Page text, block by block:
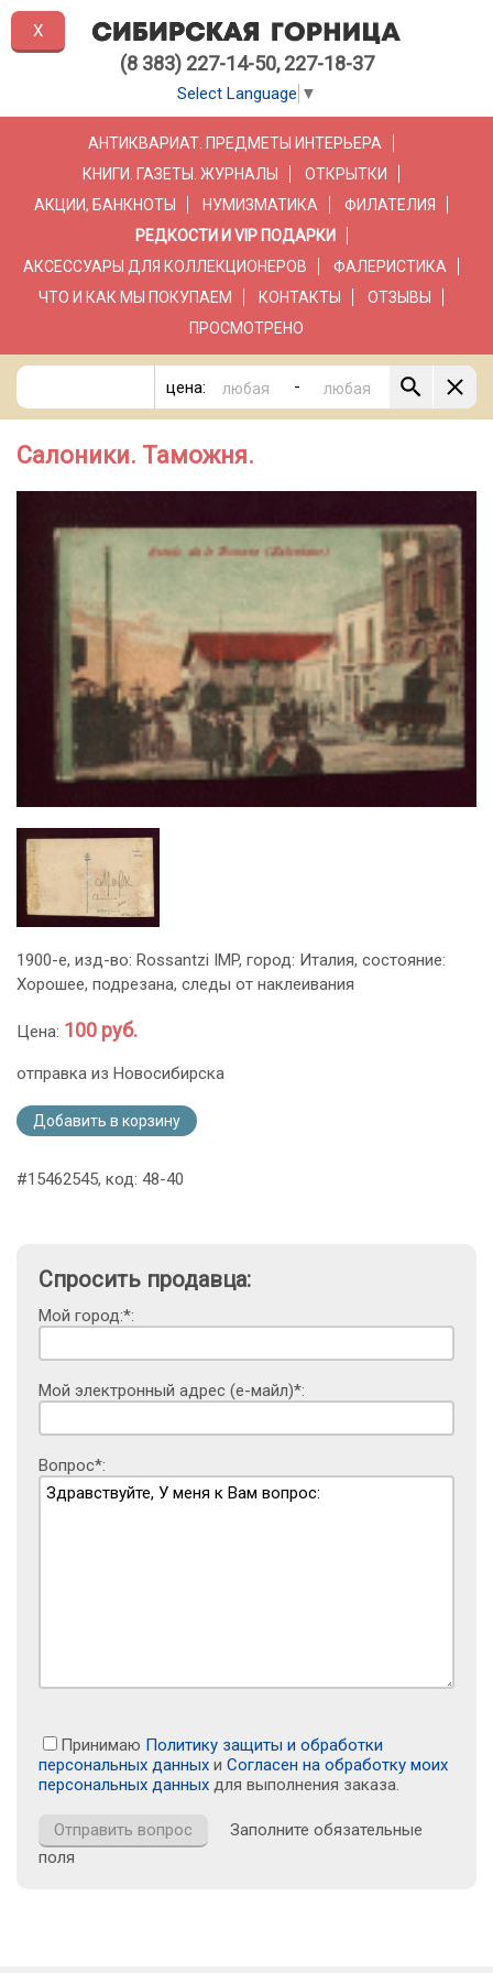
(8 383) 227-14-50, 227-18-37
Select Language ▼
АНТИКВАРИАТ. ПРЕДМЕТЫ ИНТЕРЬЕРА
КНИГИ. ГАЗЕТЫ. ЖУРНАЛЫ
ОТКРЫТКИ
АКЦИИ, БАНКНОТЫ
НУМИЗМАТИКА
ФИЛАТЕЛИЯ
РЕДКОСТИ И VIP ПОДАРКИ
АКСЕССУАРЫ ДЛЯ КОЛЛЕКЦИОНЕРОВ
ФАЛЕРИСТИКА
ЧТО И КАК МЫ ПОКУПАЕМ
КОНТАКТЫ
ОТЗЫВЫ
ПРОСМОТРЕНО
цена: -
Салоники. Таможня.
1900-е, изд-во: Rossantzi IMP, город: Италия, состояние:
Хорошее, подрезана, следы от наклеивания
Цена: 100 руб.
отправка из Новосибирска
Добавить в корзину
#15462545, код: 48-40
Спросить продавца:
Мой город:*:
Мой электронный адрес (е-майл)*:
Вопрос*:
Принимаю Политику защиты и обработки
персональных данных и Согласен на обработку моих
персональных данных для выполнения заказа.
Заполните обязательные
поля
X